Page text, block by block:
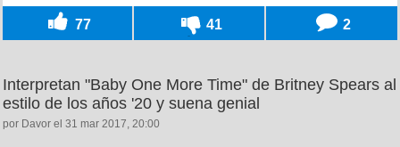
77 41 2
Interpretan "Baby One More Time" de Britney Spears al
estilo de los años '20 y suena genial
por Davor el 31 mar 2017, 20:00